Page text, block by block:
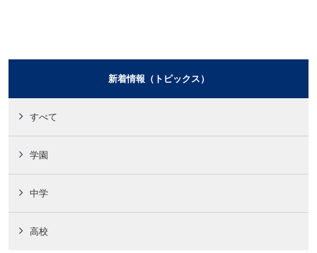
新着情報（トピックス）
すべて
学園
中学
高校